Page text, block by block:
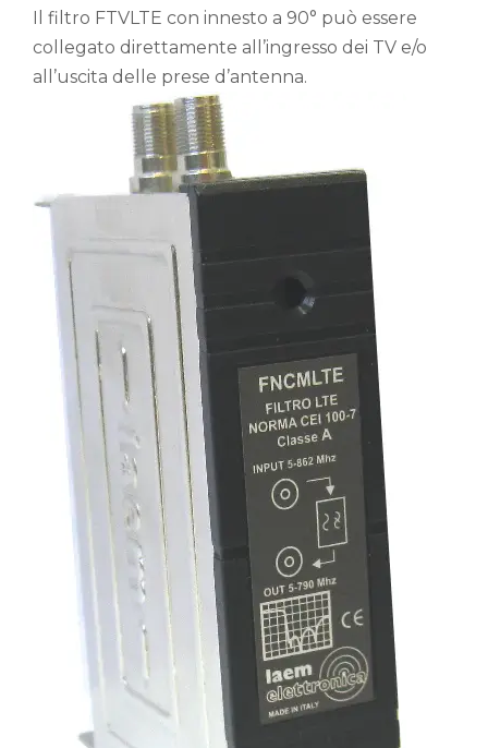
Il filtro FTVLTE con innesto a 90° può essere
collegato direttamente all’ingresso dei TV e/o
all’uscita delle prese d’antenna.